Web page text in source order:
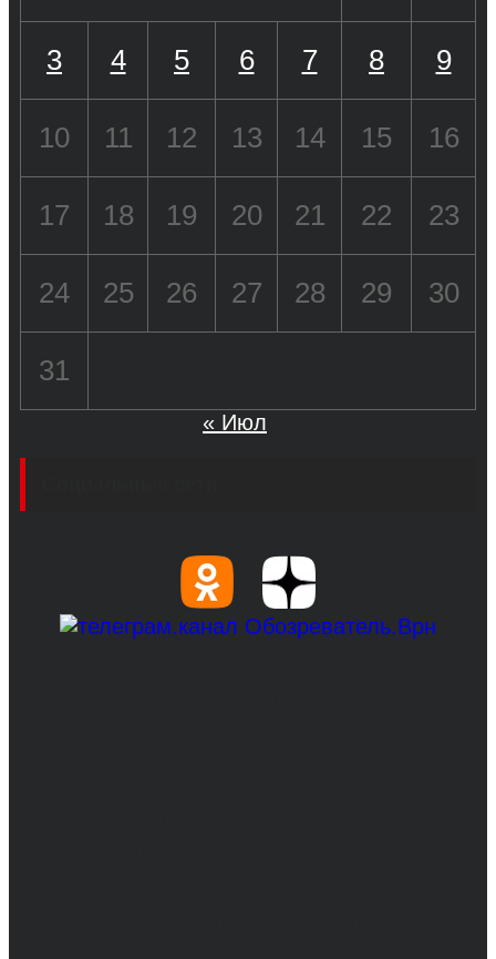
3 4 5 6 7 8 9
10 11 12 13 14 15 16
17 18 19 20 21 22 23
24 25 26 27 28 29 30
31
« Июл